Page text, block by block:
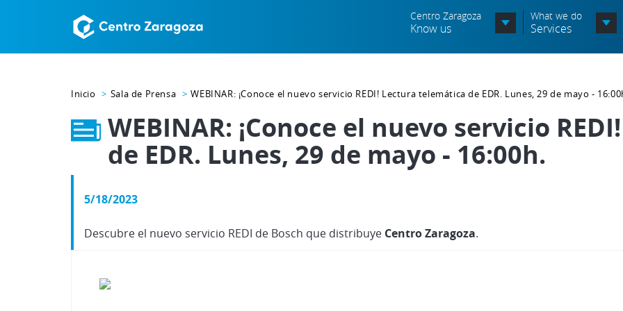
Centro Zaragoza
Know us
Órganos Consultivos
Associated Entities
Política de seguridad de la
Política medioambiental
What we do
Services
Inicio Sala de Prensa WEBINAR: ¡Conoce el nuevo servicio REDI! Lectura telemática de EDR. Lunes, 29 de mayo -
WEBINAR: ¡Conoce el nuevo servicio
de EDR. Lunes, 29 de mayo - 16:00h.
5/18/2023
Descubre el nuevo servicio REDI de Bosch que distribuye Centro Zaragoza.